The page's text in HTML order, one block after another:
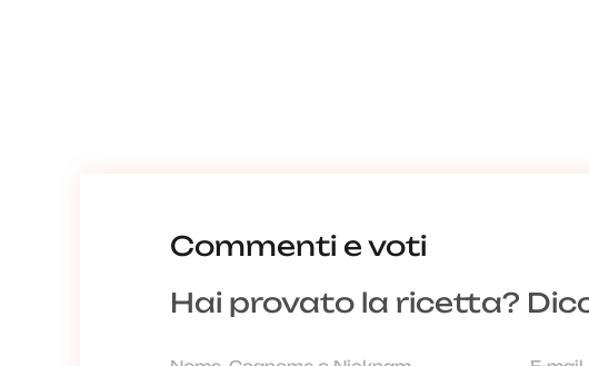
Commenti e voti
Hai provato la ricetta?